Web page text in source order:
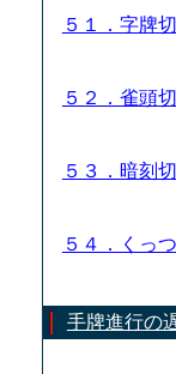
５１．字牌
５２．雀頭
５３．暗刻
５４．くっ
手牌進行の